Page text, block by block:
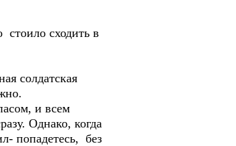
сходить в
солдатская
и всем
Однако, когда
попадетесь, без